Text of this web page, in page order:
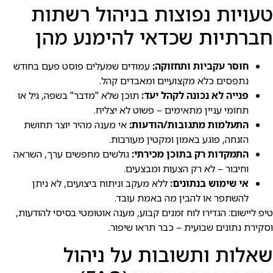
טעויות נפוצות בניהול רשתות
חברתיות שכדאי להימנע מהן
חוסר עקביות ותחזוקה: עמודים שמעלים פוסט פעם בחודש
נתפסים כלא מקצועיים ומאבדים קהל.
פנייה לא נכונה לקהל יעד: תוכן שלא "מדבר" בשפה, גיל או
תחומי עניין מתאימים – פשוט לא יצליח.
התעלמות מתגובות/הודעות: אי מענה מהיר יוצר תחושת
הזנחה, פוגע באמון ומקטין מעורבות.
התמקדות רק בתוכן מכירתי: גולשים מחפשים ערך, השראה
וחיבור – לא רק הצעות ומבצעים.
אי שימוש בנתונים: ללא מעקב וניתוח ביצועים, לא ניתן
להשתפר או להבין מה באמת עובד.
טיפ ליישום: הגדירו לוח זמנים קבוע, מענה אוטומטי בסיסי להודעות,
וסקירת נתונים שבועית – כבר תראו שיפור.
שאלות ותשובות על ניהול